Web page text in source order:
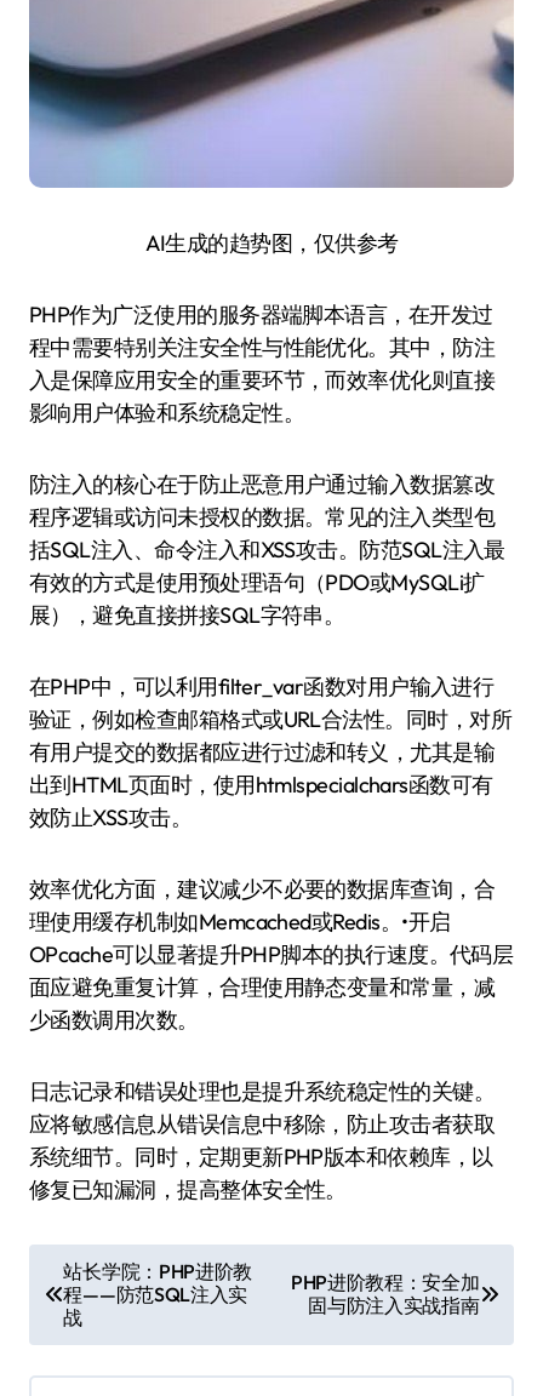
AI生成的趋势图，仅供参考
PHP作为广泛使用的服务器端脚本语言，在开发过
程中需要特别关注安全性与性能优化。其中，防注
入是保障应用安全的重要环节，而效率优化则直接
影响用户体验和系统稳定性。
防注入的核心在于防止恶意用户通过输入数据篡改
程序逻辑或访问未授权的数据。常见的注入类型包
括SQL注入、命令注入和XSS攻击。防范SQL注入最
有效的方式是使用预处理语句（PDO或MySQLi扩
展），避免直接拼接SQL字符串。
在PHP中，可以利用filter_var函数对用户输入进行
验证，例如检查邮箱格式或URL合法性。同时，对所
有用户提交的数据都应进行过滤和转义，尤其是输
出到HTML页面时，使用htmlspecialchars函数可有
效防止XSS攻击。
效率优化方面，建议减少不必要的数据库查询，合
理使用缓存机制如Memcached或Redis。•开启
OPcache可以显著提升PHP脚本的执行速度。代码层
面应避免重复计算，合理使用静态变量和常量，减
少函数调用次数。
日志记录和错误处理也是提升系统稳定性的关键。
应将敏感信息从错误信息中移除，防止攻击者获取
系统细节。同时，定期更新PHP版本和依赖库，以
修复已知漏洞，提高整体安全性。
章
导
航
站长学院：PHP进阶教
程——防范SQL注入实
战
PHP进阶教程：安全加
固与防注入实战指南